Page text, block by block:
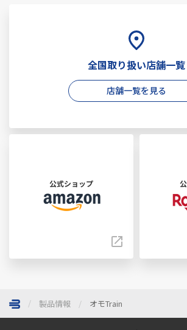
全国取り扱い店舗一覧
店舗一覧を見る
公式ショップ
製品情報 オモTrain
ページトップへ